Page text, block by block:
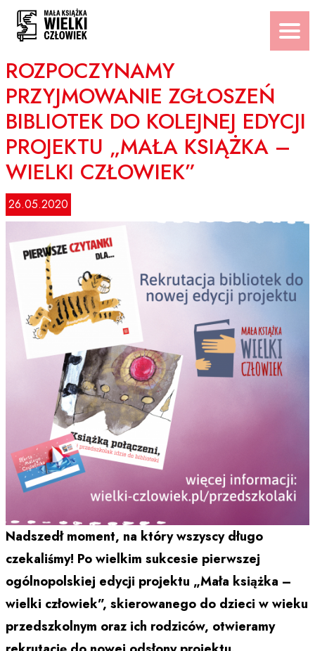
Przejdź
treści
ROZPOCZYNAMY
PRZYJMOWANIE ZGŁOSZEŃ
BIBLIOTEK DO KOLEJNEJ EDYCJI
PROJEKTU „MAŁA KSIĄŻKA –
WIELKI CZŁOWIEK”
26.05.2020
Nadszedł moment, na który wszyscy długo
czekaliśmy! Po wielkim sukcesie pierwszej
ogólnopolskiej edycji projektu „Mała książka –
wielki człowiek”, skierowanego do dzieci w wieku
przedszkolnym oraz ich rodziców, otwieramy